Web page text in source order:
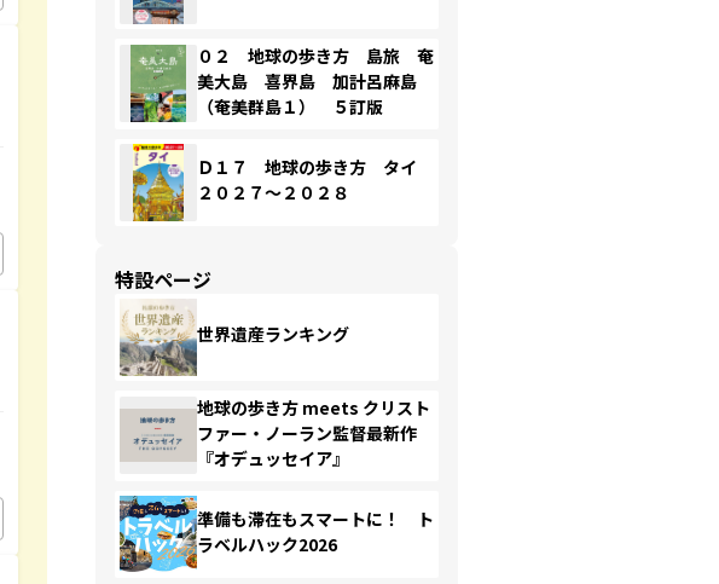
０２ 地球の歩き方 島旅 奄
美大島 喜界島 加計呂麻島
（奄美群島１） ５訂版
Ｄ１７ 地球の歩き方 タイ
２０２７～２０２８
特設ページ
世界遺産ランキング
地球の歩き方 meets クリスト
ファー・ノーラン監督最新作
『オデュッセイア』
準備も滞在もスマートに！ ト
ラベルハック2026